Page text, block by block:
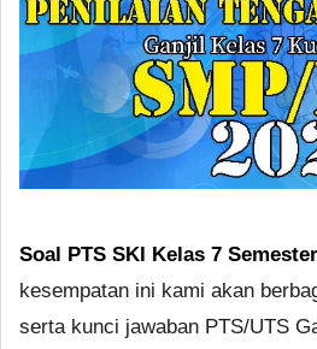
Soal PTS SKI Kelas 7
kesempatan ini kami akan
serta kunci jawaban PTS/UTS